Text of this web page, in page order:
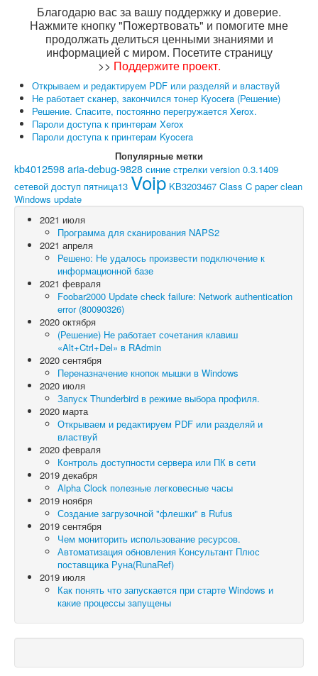
Благодарю вас за вашу поддержку и доверие.
Нажмите кнопку "Пожертвовать" и помогите мне
продолжать делиться ценными знаниями и
информацией с миром. Посетите страницу
>> Поддержите проект.
Открываем и редактируем PDF или разделяй и властвуй
Не работает сканер, закончился тонер Kyocera (Решение)
Решение. Спасите, постоянно перегружается Xerox.
Пароли доступа к принтерам Xerox
Пароли доступа к принтерам Kyocera
Популярные метки
kb4012598aria-debug-9828 синие стрелки version 0.3.1409
сетевой доступ пятница13 Voip KB3203467 Class C paper clean
Windows update
2021 июля
Программа для сканирования NAPS2
2021 апреля
Решено: Не удалось произвести подключение к
информационной базе
2021 февраля
Foobar2000 Update check failure: Network authentication
error (80090326)
2020 октября
(Решение) Не работает сочетания клавиш
«Alt+Ctrl+Del» в RAdmin
2020 сентября
Переназначение кнопок мышки в Windows
2020 июля
Запуск Thunderbird в режиме выбора профиля.
2020 марта
Открываем и редактируем PDF или разделяй и
властвуй
2020 февраля
Контроль доступности сервера или ПК в сети
2019 декабря
Alpha Clock полезные легковесные часы
2019 ноября
Создание загрузочной "флешки" в Rufus
2019 сентября
Чем мониторить использование ресурсов.
Автоматизация обновления Консультант Плюс
поставщика Руна(RunaRef)
2019 июля
Как понять что запускается при старте Windows и
какие процессы запущены